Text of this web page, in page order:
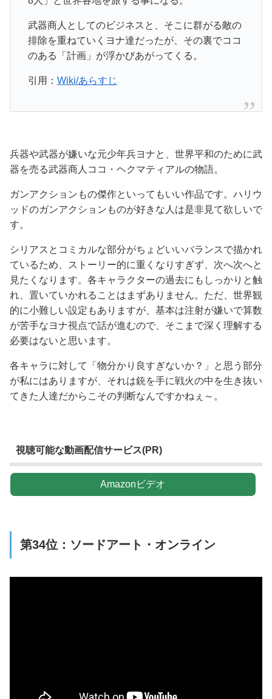
武器商人としてのビジネスと、そこに群がる敵の
排除を重ねていくヨナ達だったが、その裏でココ
のある「計画」が浮かびあがってくる。
引用： Wiki/あらすじ
兵器や武器が嫌いな元少年兵ヨナと、世界平和のために武
器を売る武器商人ココ・ヘクマティアルの物語。
ガンアクションもの傑作といってもいい作品です。ハリウ
ッドのガンアクションものが好きな人は是非見て欲しいで
す。
シリアスとコミカルな部分がちょどいいバランスで描かれ
ているため、ストーリー的に重くなりすぎず、次へ次へと
見たくなります。各キャラクターの過去にもしっかりと触
れ、置いていかれることはまずありません。ただ、世界観
的に小難しい設定もありますが、基本は注射が嫌いで算数
が苦手なヨナ視点で話が進むので、そこまで深く理解する
必要はないと思います。
各キャラに対して「物分かり良すぎないか？」と思う部分
が私にはありますが、それは銃を手に戦火の中を生き抜い
てきた人達だからこその判断なんですかねぇ～。
視聴可能な動画配信サービス(PR)
Amazonビデオ
第34位：ソードアート・オンライン